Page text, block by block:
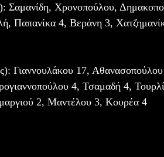
Σαμανίδη, Χρονοπούλου,
Παπανίκα 4, Βεράνη 3,
Γιαννουλάκου 17,
4, Τσαμαδή 4,
2, Μαντέλου 3, Κουρέα 4